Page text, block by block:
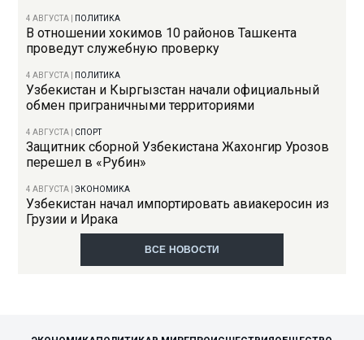
4 АВГУСТА ПОЛИТИКА
В отношении хокимов 10 районов Ташкента
проведут служебную проверку
4 АВГУСТА ПОЛИТИКА
Узбекистан и Кыргызстан начали официальный
обмен приграничными территориями
4 АВГУСТА СПОРТ
Защитник сборной Узбекистана Жахонгир Урозов
перешел в «Рубин»
4 АВГУСТА |ЭКОНОМИКА
Узбекистан начал импортировать авиакеросин из
Грузии и Ирака
ВСЕ НОВОСТИ